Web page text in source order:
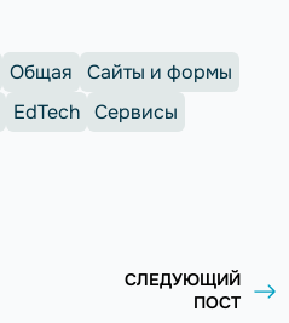
Общая
Сайты и формы
EdTech Сервисы
СЛЕДУЮЩИЙ
ПОСТ